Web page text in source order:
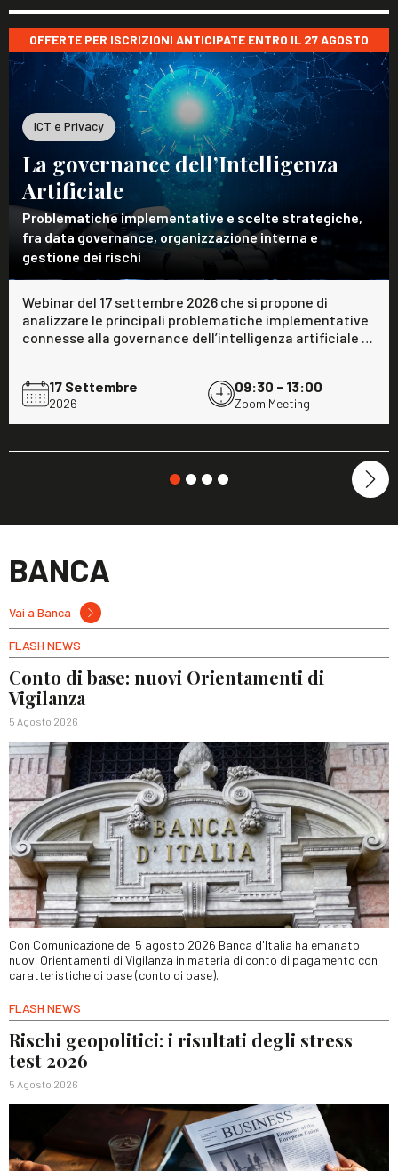
OFFERTE PER ISCRIZIONI ANTICIPATE ENTRO IL 27 AGOSTO
ICT e Privacy
La governance dell’Intelligenza
Artificiale
Problematiche implementative e scelte strategiche,
fra data governance, organizzazione interna e
gestione dei rischi
Webinar del 17 settembre 2026 che si propone di
analizzare le principali problematiche implementative
connesse alla governance dell’intelligenza artificiale
con alcuni tra i maggiori player del settore coinvolti
nella tavola rotonda tra operatori che caratterizzerà
l'evento.
17 Settembre
2026
09:30 - 13:00
Zoom Meeting
BANCA
Vai a Banca
FLASH NEWS
Conto di base: nuovi Orientamenti di
Vigilanza
5 Agosto 2026
Con Comunicazione del 5 agosto 2026 Banca d'Italia ha emanato
nuovi Orientamenti di Vigilanza in materia di conto di pagamento con
caratteristiche di base (conto di base).
FLASH NEWS
Rischi geopolitici: i risultati degli stress
test 2026
5 Agosto 2026